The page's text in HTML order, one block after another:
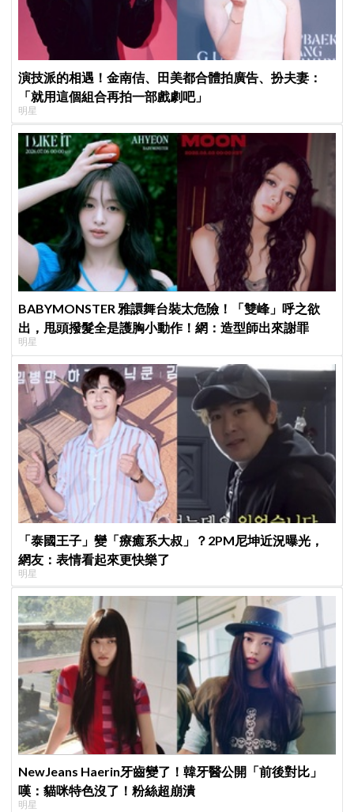
演技派的相遇！金南佶、田美都合體拍廣告、扮夫妻：
「就用這個組合再拍一部戲劇吧」
明星
BABYMONSTER 雅譞舞台裝太危險！「雙峰」呼之欲
出，甩頭撥髮全是護胸小動作！網：造型師出來謝罪
明星
「泰國王子」變「療癒系大叔」？2PM尼坤近況曝光，
網友：表情看起來更快樂了
明星
NewJeans Haerin牙齒變了！韓牙醫公開「前後對比」
嘆：貓咪特色沒了！粉絲超崩潰
明星